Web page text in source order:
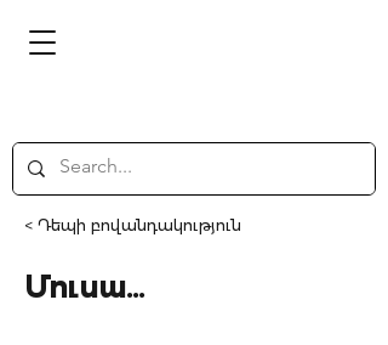
< Դեպի բովանդակություն
Մուսա...